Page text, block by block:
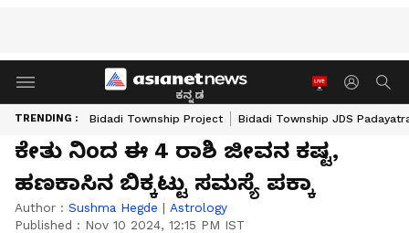
ಕನ್ನಡ
TRENDING : Bidadi Township Project Bidadi Township JDS
ಕೇತು ನಿಂದ ಈ 4 ರಾಶಿ ಜೀವನ ಕಷ್ಟ,
ಹಣಕಾಸಿನ ಬಿಕ್ಕಟ್ಟು ಸಮಸ್ಯೆ ಪಕ್ಕಾ
Author : Sushma Hegde | Astrology
Published : Nov 10 2024, 12:15 PM IST